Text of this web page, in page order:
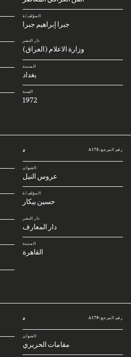
المؤلف/ة
جبرا إبراهيم جبرا
دار النشر
وزارة الاعلام (العراق)
المدينة
بغداد
السنة
1972
رقم المرجع: A178 #
العنوان
عروس النيل
المؤلف/ة
حسين بيكار
دار النشر
دار المعارف
المدينة
القاهرة
رقم المرجع: A179 #
العنوان
مقامات الحريري